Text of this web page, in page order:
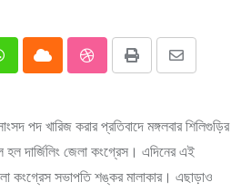
Cloud StumbleUpon
Print
Share
Email
পদ খারিজ করার প্রতিবাদে মঙ্গলবার শিলিগুড়ির
হল দার্জিলিং জেলা কংগ্রেস। এদিনের এই
কংগ্রেস সভাপতি শঙ্কর মালাকার। এছাড়াও